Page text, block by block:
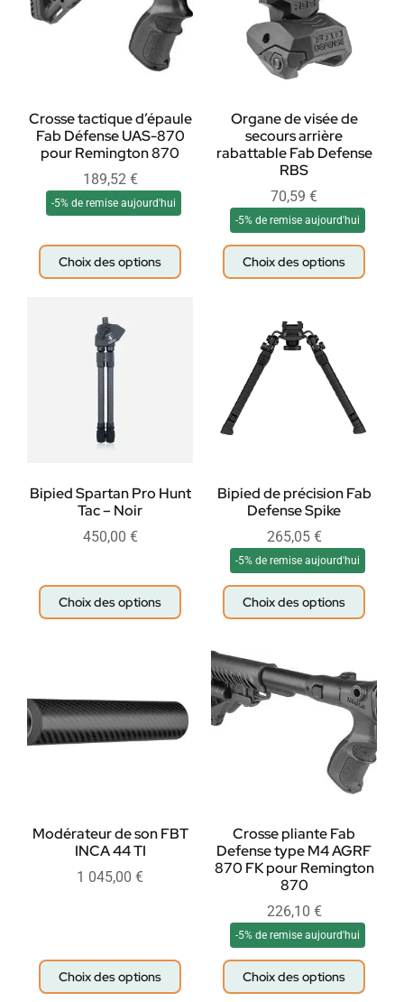
Crosse tactique d’épaule
Fab Défense UAS-870
pour Remington 870
189,52 €
-5% de remise aujourd'hui
Choix des options
Organe de visée de
secours arrière
rabattable Fab Defense
RBS
70,59 €
-5% de remise aujourd'hui
Choix des options
Bipied Spartan Pro Hunt
Tac – Noir
450,00 €
Choix des options
Bipied de précision Fab
Defense Spike
265,05 €
-5% de remise aujourd'hui
Choix des options
Modérateur de son FBT
INCA 44 TI
1 045,00 €
Choix des options
Crosse pliante Fab
Defense type M4 AGRF
870 FK pour Remington
870
226,10 €
-5% de remise aujourd'hui
Choix des options